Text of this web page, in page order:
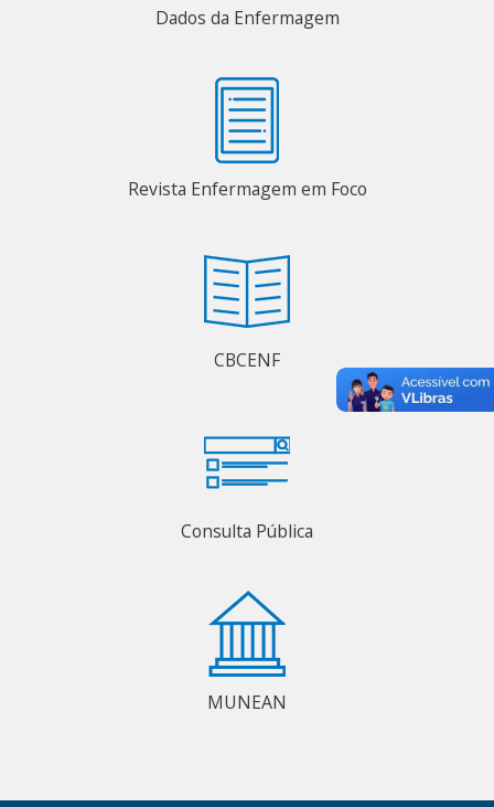
Dados da Enfermagem
Revista Enfermagem em Foco
CBCENF
Consulta Pública
MUNEAN